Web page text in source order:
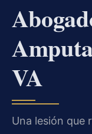
VA
Una lesión que